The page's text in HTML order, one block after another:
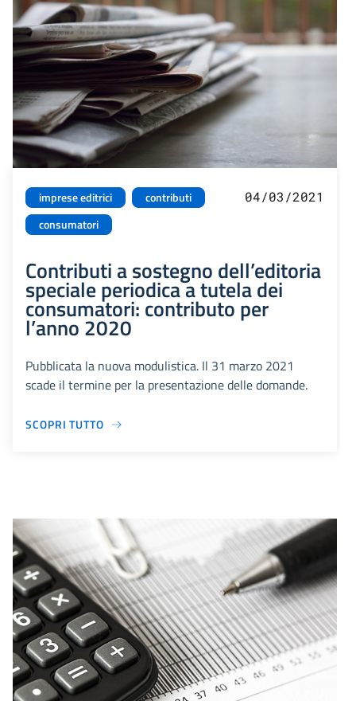
imprese editrici
contributi
consumatori
04/03/2021
Contributi a sostegno dell’editoria
speciale periodica a tutela dei
consumatori: contributo per
l’anno 2020
Pubblicata la nuova modulistica. Il 31 marzo 2021
scade il termine per la presentazione delle domande.
SCOPRI TUTTO